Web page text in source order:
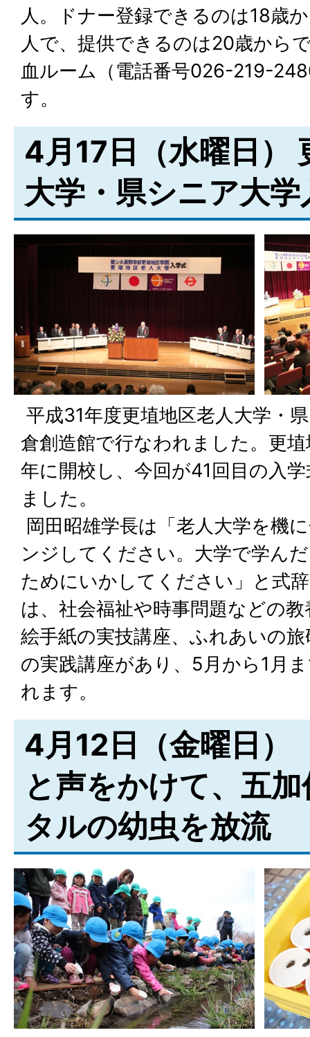
人。ドナー登録できるのは18歳
人で、提供できるのは20歳から
血ルーム（電話番号026-219-
す。
4月17日（水曜日）
大学・県シニア大学
平成31年度更埴地区老人大学・
倉創造館で行なわれました。更
年に開校し、今回が41回目の入
ました。
岡田昭雄学長は「老人大学を機
ンジしてください。大学で学ん
ためにいかしてください」と式
は、社会福祉や時事問題などの
絵手紙の実技講座、ふれあいの
の実践講座があり、5月から1月
れます。
4月12日（金曜日）
と声をかけて、五
タルの幼虫を放流